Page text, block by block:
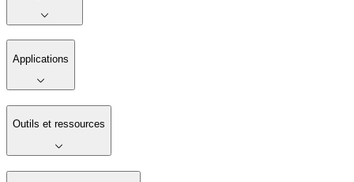
Applications
Outils et ressources